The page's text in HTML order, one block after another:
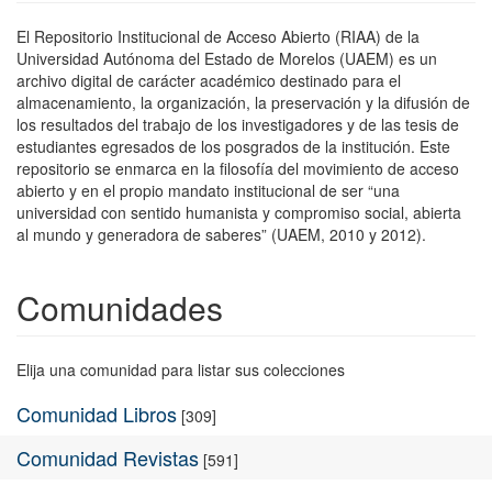
El Repositorio Institucional de Acceso Abierto (RIAA) de la
Universidad Autónoma del Estado de Morelos (UAEM) es un
archivo digital de carácter académico destinado para el
almacenamiento, la organización, la preservación y la difusión de
los resultados del trabajo de los investigadores y de las tesis de
estudiantes egresados de los posgrados de la institución. Este
repositorio se enmarca en la filosofía del movimiento de acceso
abierto y en el propio mandato institucional de ser “una
universidad con sentido humanista y compromiso social, abierta
al mundo y generadora de saberes” (UAEM, 2010 y 2012).
Comunidades
Elija una comunidad para listar sus colecciones
Comunidad Libros [309]
Comunidad Revistas [591]